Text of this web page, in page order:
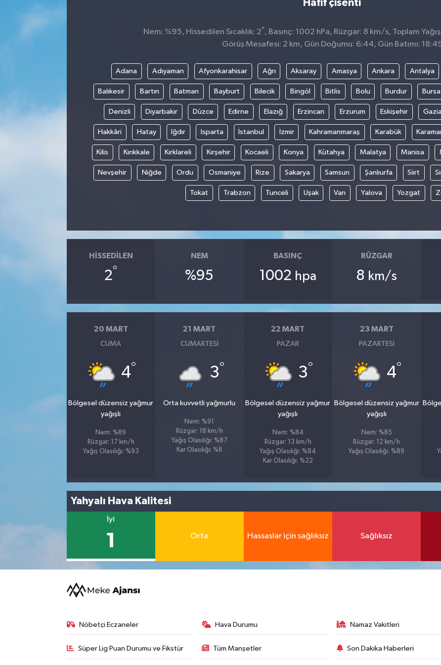
Hafif çisenti
Nem: %95, Hissedilen Sıcaklık: 2° , Basınç: 1002 hPa, Rüzgar: 8 km/s, Toplam
Görüş Mesafesi: 2 km, Gün Doğumu: 6:44, Gün Batımı:
Adana Adıyaman Afyonkarahisar Ağrı Aksaray Amasya Ankara Antalya
Balıkesir Bartın Batman Bayburt Bilecik Bingöl Bitlis Bolu Burdur Bursa
Denizli Diyarbakır Düzce Edirne Elazığ Erzincan Erzurum Eskişehir
Hakkâri Hatay Iğdır Isparta İstanbul İzmir Kahramanmaraş Karabük
Kilis Kırıkkale Kırklareli Kırşehir Kocaeli Konya Kütahya Malatya Manisa
Nevşehir Niğde Ordu Osmaniye Rize Sakarya Samsun Şanlıurfa Siirt
Tokat Trabzon Tunceli Uşak Van Yalova Yozgat
HISSEDILEN
2°
NEM
%95
BASINÇ
1002 hpa
RÜZGAR
8 km/s
20 MART
CUMA
4°
Bölgesel düzensiz yağmur
yağışlı
Nem: %89
Rüzgar: 17 km/h
Yağış Olasılığı: %93
21 MART
CUMARTESI
3°
Orta kuvvetli yağmurlu
Nem: %91
Rüzgar: 18 km/h
Yağış Olasılığı: %87
Kar Olasılığı: %6
22 MART
PAZAR
3°
Bölgesel düzensiz yağmur
yağışlı
Nem: %84
Rüzgar: 13 km/h
Yağış Olasılığı: %84
Kar Olasılığı: %22
23 MART
PAZARTESI
4°
Bölgesel düzensiz yağmur
yağışlı
Nem: %85
Rüzgar: 12 km/h
Yağış Olasılığı: %89
Yahyalı Hava Kalitesi
İyi
1 Orta Hassaslar için sağlıksız Sağlıksız
Nöbetçi Eczaneler Hava Durumu Namaz Vakitleri
Süper Lig Puan Durumu ve Fikstür Tüm Manşetler Son Dakika Haberleri